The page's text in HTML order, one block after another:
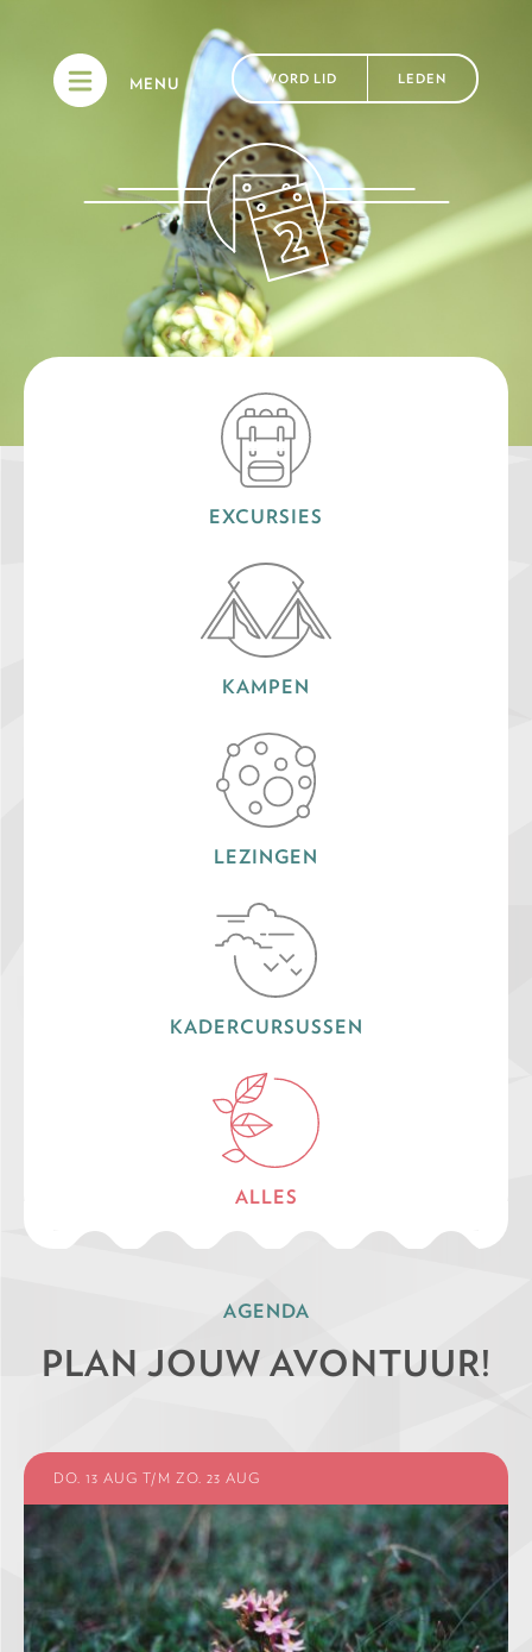
MENU WORD LID LEDEN
EXCURSIES
KAMPEN
LEZINGEN
KADERCURSUSSEN
ALLES
AGENDA
PLAN JOUW AVONTUUR!
DO. 13 AUG T/M ZO. 23 AUG